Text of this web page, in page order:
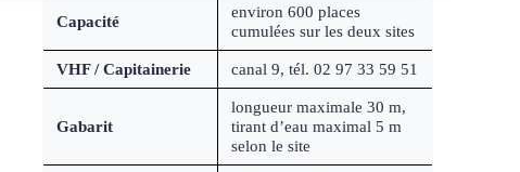
Capacité
environ 600 places
cumulées sur les deux sites
VHF / Capitainerie canal 9, tél. 02 97 33 59 51
Gabarit
longueur maximale 30 m,
tirant d’eau maximal 5 m
selon le site